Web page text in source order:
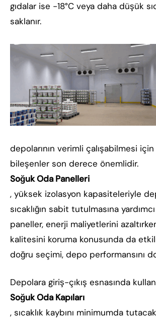
gıdalar ise -18°C veya daha düşük
saklanır.
depolarının verimli çalışabilmesi için
bileşenler son derece önemlidir.
Soğuk Oda Panelleri
, yüksek izolasyon kapasiteleriyle
sıcaklığın sabit tutulmasına
paneller, enerji maliyetlerini
kalitesini koruma konusunda da
doğru seçimi, depo performansını
Depolara giriş-çıkış esnasında
Soğuk Oda Kapıları
, sıcaklık kaybını minimumda